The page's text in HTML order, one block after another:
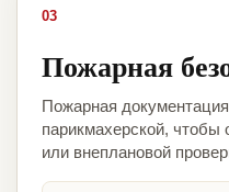
03
Пожарная
Пожарная
парикмахерской, чтобы
или внеплановой